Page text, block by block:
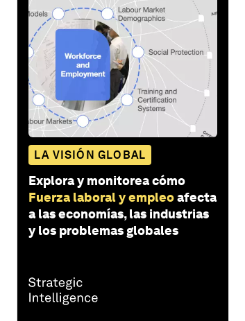
LA VISIÓN GLOBAL
Explora y monitorea cómo
Fuerza laboral y empleoafecta
a las economías, las industrias
y los problemas globales